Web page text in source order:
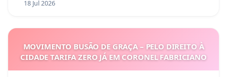
18 Jul 2026
MOVIMENTO BUSÃO DE GRAÇA – PELO DIREITO À
CIDADE TARIFA ZERO JÁ EM CORONEL FABRICIANO